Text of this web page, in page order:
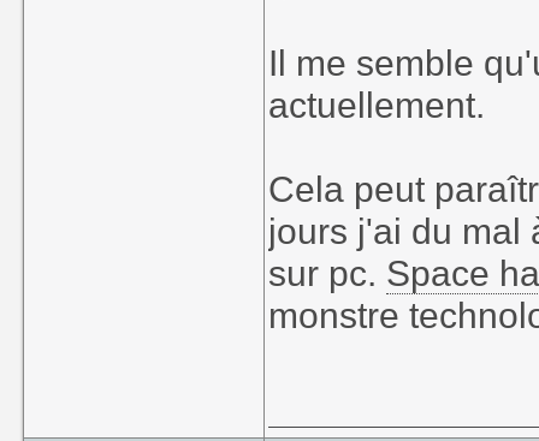
Il me semble
actuellement.
Cela peut
jours j'ai du mal
sur pc. Space
monstre